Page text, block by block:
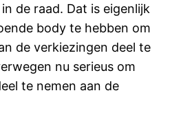
de raad. Dat is eigenlijk
body te hebben om
de verkiezingen deel te
nu serieus om
te nemen aan de